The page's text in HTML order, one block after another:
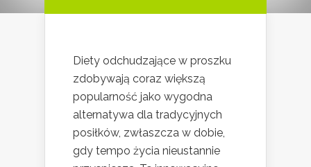
Diety odchudzające w proszku
zdobywają coraz większą
popularność jako wygodna
alternatywa dla tradycyjnych
posiłków, zwłaszcza w dobie,
gdy tempo życia nieustannie